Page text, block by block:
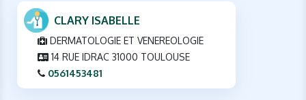
CLARY ISABELLE
DERMATOLOGIE ET VENEREOLOGIE
14 RUE IDRAC 31000 TOULOUSE
0561453481